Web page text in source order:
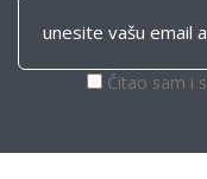
Čitao sam i